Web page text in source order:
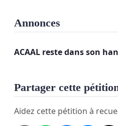
Annonces
ACAAL reste dans son
Partager cette
Aidez cette pétition à